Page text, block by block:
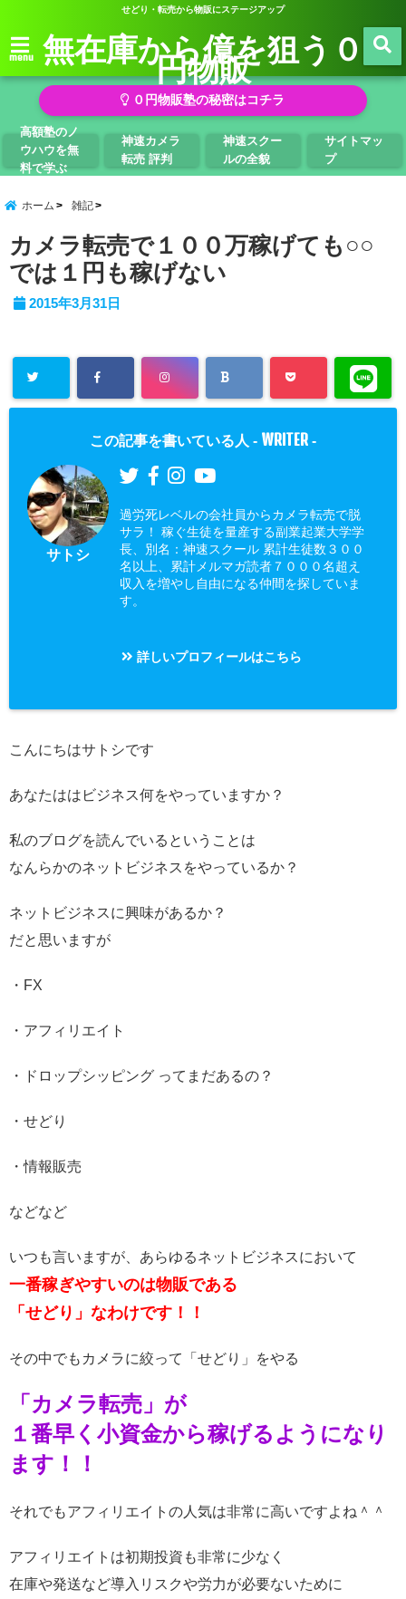
せどり・転売から物販にステージアップ
menu 無在庫から億を狙う０
円物販
０円物販塾の秘密はコチラ
高額塾のノ
ウハウを無
料で学ぶ
神速カメラ
転売 評判
神速スクー
ルの全貌
サイトマッ
プ
ホーム 雑記
カメラ転売で１００万稼げても○○
では１円も稼げない
2015年3月31日
この記事を書いている人 - WRITER -
サトシ
過労死レベルの会社員からカメラ転売で脱
サラ！ 稼ぐ生徒を量産する副業起業大学学
長、別名：神速スクール 累計生徒数３００
名以上、累計メルマガ読者７０００名超え
収入を増やし自由になる仲間を探していま
す。
詳しいプロフィールはこちら
こんにちはサトシです
あなたははビジネス何をやっていますか？
私のブログを読んでいるということは
なんらかのネットビジネスをやっているか？
ネットビジネスに興味があるか？
だと思いますが
・FX
・アフィリエイト
・ドロップシッピング ってまだあるの？
・せどり
・情報販売
などなど
いつも言いますが、あらゆるネットビジネスにおいて
一番稼ぎやすいのは物販である
「せどり」なわけです！！
その中でもカメラに絞って「せどり」をやる
「カメラ転売」が
１番早く小資金から稼げるようになり
ます！！
それでもアフィリエイトの人気は非常に高いですよね＾＾
アフィリエイトは初期投資も非常に少なく
在庫や発送など導入リスクや労力が必要ないために